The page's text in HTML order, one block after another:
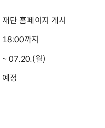
단 홈페이지 게시
까지
07.20.(월)
정